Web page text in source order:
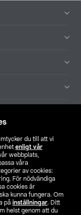
du till att vi
enligt vår
webbplats,
våra
av cookies:
För nödvändiga
cookies är
kunna fungera. Om
på inställningar. Ditt
helst genom att du